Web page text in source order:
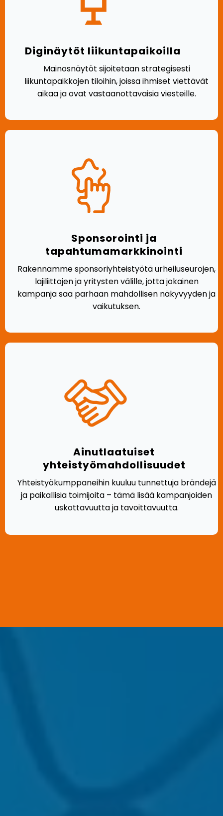
Diginäytöt liikuntapaikoilla
Mainosnäytöt sijoitetaan strategisesti
liikuntapaikkojen tiloihin, joissa ihmiset viettävät
aikaa ja ovat vastaanottavaisia viesteille.
Sponsorointi ja
tapahtumamarkkinointi
Rakennamme sponsoriyhteistyötä urheiluseurojen,
lajiliittojen ja yritysten välille, jotta jokainen
kampanja saa parhaan mahdollisen näkyvyyden ja
vaikutuksen.
Ainutlaatuiset
yhteistyömahdollisuudet
Yhteistyökumppaneihin kuuluu tunnettuja brändejä
ja paikallisia toimijoita – tämä lisää kampanjoiden
uskottavuutta ja tavoittavuutta.